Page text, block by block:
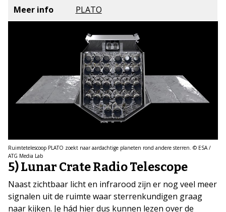
Meer info
PLATO
Ruimtetelescoop PLATO zoekt naar aardachtige planeten rond andere sterren. © ESA /
ATG Media Lab
5) Lunar Crate Radio Telescope
Naast zichtbaar licht en infrarood zijn er nog veel meer
signalen uit de ruimte waar sterrenkundigen graag
naar kijken. Je hád hier dus kunnen lezen over de